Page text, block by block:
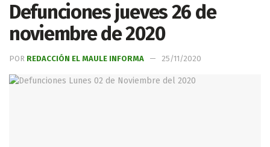
Defunciones jueves 26 de
noviembre de 2020
POR REDACCIÓN EL MAULE INFORMA 25/11/2020